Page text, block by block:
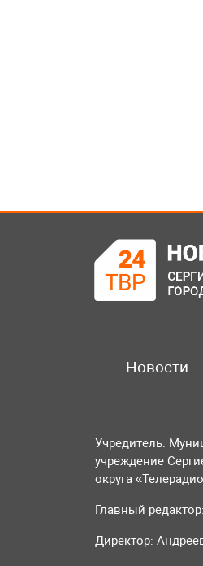
Новости
Учредитель:
учреждение
округа
Главный
Директор: